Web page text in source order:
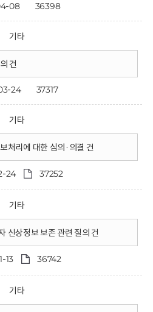
08 36398
기타
건
24 37317
기타
처리에 대한 심의·의결 건
24 37252
기타
신상정보 보존 관련 질의 건
13 36742
기타